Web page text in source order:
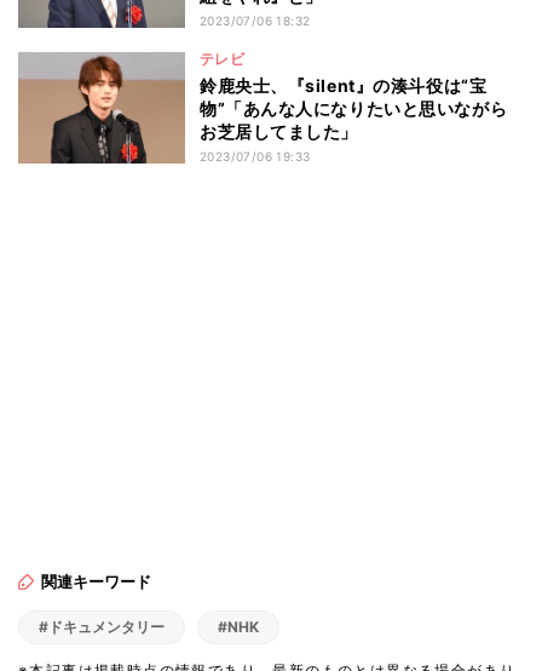
2023/07/06 18:32
テレビ
鈴鹿央士、『silent』の湊斗役は“宝
物”「あんな人になりたいと思いながら
お芝居してました」
2023/07/06 19:33
関連キーワード
#ドキュメンタリー #NHK